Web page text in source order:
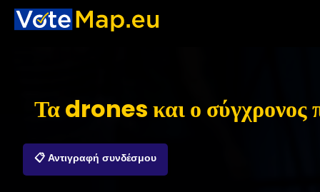
Τα drones και ο σύγχρονος
📋 Αντιγραφή συνδέσμου